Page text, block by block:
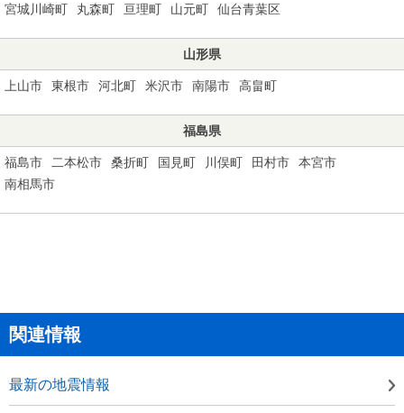
宮城川崎町
丸森町 亘理町 山元町 仙台青葉区
山形県
上山市 東根市 河北町 米沢市 南陽市 高畠町
福島県
福島市 二本松市 桑折町 国見町 川俣町 田村市
本宮市
南相馬市
関連情報
最新の地震情報